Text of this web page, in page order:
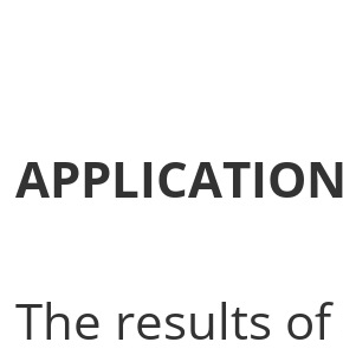
The results